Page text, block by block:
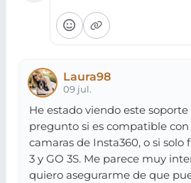
Laura98
09 jul.
He estado viendo este
pregunto si es compatible
camaras de Insta360, o si solo
3 y GO 3S. Me parece muy
quiero asegurarme de que